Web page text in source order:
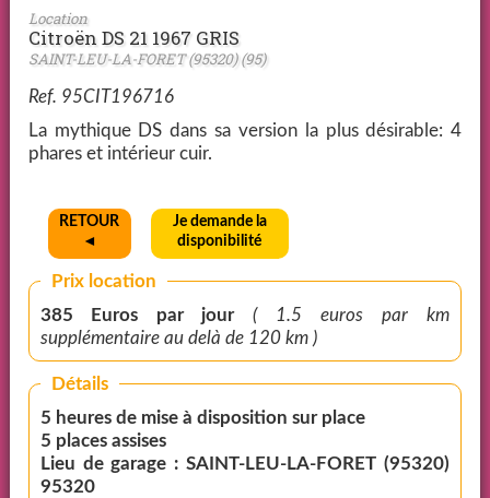
Location
Citroën DS 21 1967 GRIS
SAINT-LEU-LA-FORET (95320) (95)
Ref. 95CIT196716
La mythique DS dans sa version la plus désirable: 4
phares et intérieur cuir.
RETOUR
◄
Je demande la
disponibilité
Prix location
385 Euros par jour ( 1.5 euros par km
supplémentaire au delà de 120 km )
Détails
5 heures de mise à disposition sur place
5 places assises
Lieu de garage : SAINT-LEU-LA-FORET (95320)
95320